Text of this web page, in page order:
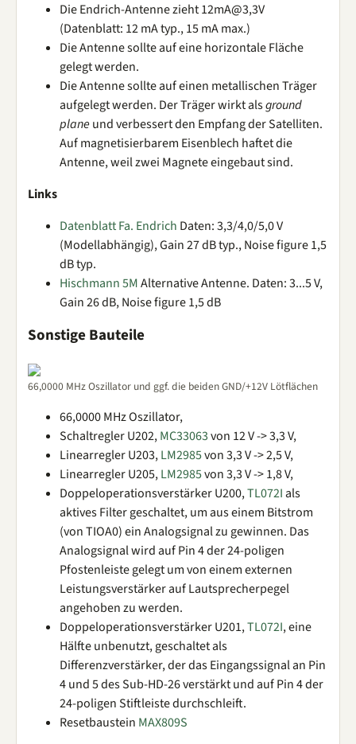
Die Endrich-Antenne zieht 12mA@3,3V
(Datenblatt: 12 mA typ., 15 mA max.)
Die Antenne sollte auf eine horizontale Fläche
gelegt werden.
Die Antenne sollte auf einen metallischen Träger
aufgelegt werden. Der Träger wirkt alsground
planeund verbessert den Empfang der Satelliten.
Auf magnetisierbarem Eisenblech haftet die
Antenne, weil zwei Magnete eingebaut sind.
Links
Datenblatt Fa. Endrich Daten: 3,3/4,0/5,0 V
(Modellabhängig), Gain 27 dB typ., Noise figure 1,5
dB typ.
Hischmann 5MAlternative Antenne. Daten: 3...5 V,
Gain 26 dB, Noise figure 1,5 dB
Sonstige Bauteile
66,0000 MHz Oszillator und ggf. die beiden GND/+12V Lötflächen
66,0000 MHz Oszillator,
Schaltregler U202,MC33063von 12 V -> 3,3 V,
Linearregler U203,LM2985von 3,3 V -> 2,5 V,
Linearregler U205,LM2985von 3,3 V -> 1,8 V,
Doppeloperationsverstärker U200,TL072Ials
aktives Filter geschaltet, um aus einem Bitstrom
(von TIOA0) ein Analogsignal zu gewinnen. Das
Analogsignal wird auf Pin 4 der 24-poligen
Pfostenleiste gelegt um von einem externen
Leistungsverstärker auf Lautsprecherpegel
angehoben zu werden.
Doppeloperationsverstärker U201,TL072I, eine
Hälfte unbenutzt, geschaltet als
Differenzverstärker, der das Eingangssignal an Pin
4 und 5 des Sub-HD-26 verstärkt und auf Pin 4 der
24-poligen Stiftleiste durchschleift.
Resetbaustein MAX809S